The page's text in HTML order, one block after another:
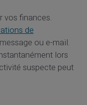
vos finances.
de
ou e-mail.
lors
suspecte peut